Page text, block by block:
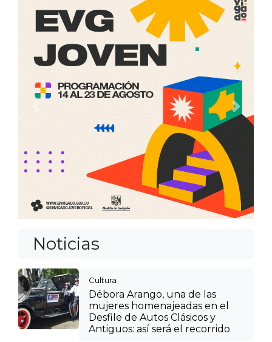
Noticias
Cultura
Débora Arango, una de las
mujeres homenajeadas en el
Desfile de Autos Clásicos y
Antiguos: así será el recorrido